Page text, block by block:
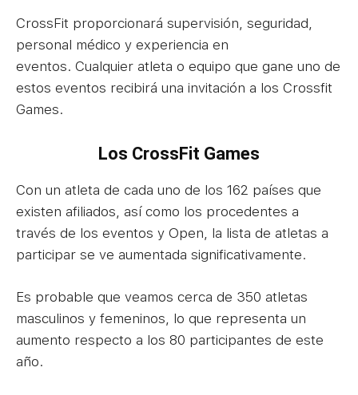
CrossFit proporcionará supervisión, seguridad,
personal médico y experiencia en
eventos. Cualquier atleta o equipo que gane uno de
estos eventos recibirá una invitación a los Crossfit
Games.
Los CrossFit Games
Con un atleta de cada uno de los 162 países que
existen afiliados, así como los procedentes a
través de los eventos y Open, la lista de atletas a
participar se ve aumentada significativamente.
Es probable que veamos cerca de 350 atletas
masculinos y femeninos, lo que representa un
aumento respecto a los 80 participantes de este
año.